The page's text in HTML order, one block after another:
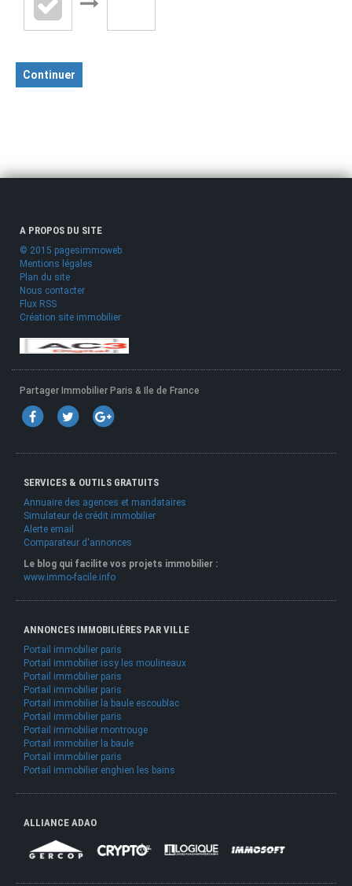
Continuer
A PROPOS DU SITE
© 2015 pagesimmoweb
Mentions légales
Plan du site
Nous contacter
Flux RSS
Création site immobilier
Partager Immobilier Paris & Ile de France
SERVICES & OUTILS GRATUITS
Annuaire des agences et mandataires
Simulateur de crédit immobilier
Alerte email
Comparateur d'annonces
Le blog qui facilite vos projets immobilier :
www.immo-facile.info
ANNONCES IMMOBILIÈRES PAR VILLE
Portail immobilier paris
Portail immobilier issy les moulineaux
Portail immobilier paris
Portail immobilier paris
Portail immobilier la baule escoublac
Portail immobilier paris
Portail immobilier montrouge
Portail immobilier la baule
Portail immobilier paris
Portail immobilier enghien les bains
ALLIANCE ADAO